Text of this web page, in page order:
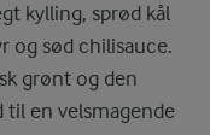
kylling, sprød kål
og sød chilisauce.
grønt og den
til en velsmagende